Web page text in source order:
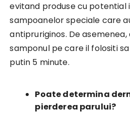
evitand produse cu potential
sampoanelor speciale care
antipruriginos. De
samponul pe care il folositi
putin 5 minute.
Poate determina
pierderea parului?